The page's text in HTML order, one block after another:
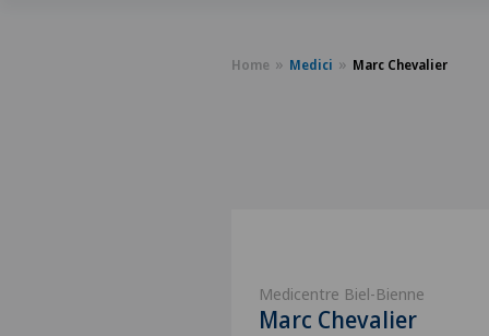
Home Medici Marc Chevalier
Medicentre Biel-Bienne
Marc Chevalier